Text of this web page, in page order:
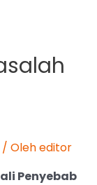
Oleheditor
Penyebab